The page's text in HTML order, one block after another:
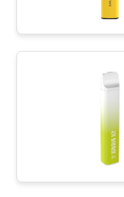
PRIVACY
POLICY
Vape